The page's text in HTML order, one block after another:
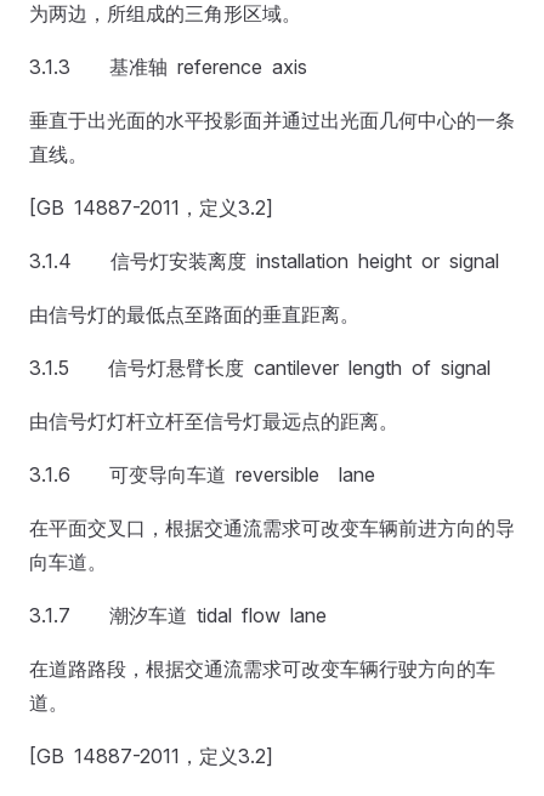
为两边，所组成的三角形区域。
3.1.3 基准轴 reference axis
垂直于出光面的水平投影面并通过出光面几何中心的一条
直线。
[GB 14887-2011，定义3.2]
3.1.4 信号灯安装离度 installation height or signal
由信号灯的最低点至路面的垂直距离。
3.1.5 信号灯悬臂长度 cantilever length of signal
由信号灯灯杆立杆至信号灯最远点的距离。
3.1.6 可变导向车道 reversible lane
在平面交叉口，根据交通流需求可改变车辆前进方向的导
向车道。
3.1.7 潮汐车道 tidal flow lane
在道路路段，根据交通流需求可改变车辆行驶方向的车
道。
[GB 14887-2011，定义3.2]